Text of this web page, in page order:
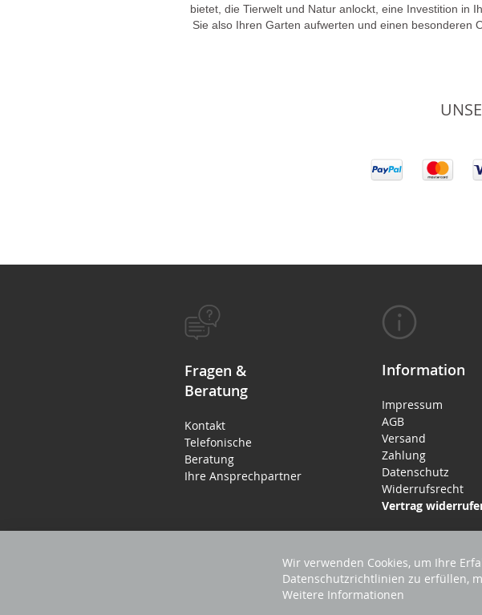
bietet, die Tierwelt und Natur anlockt, eine Investition in
Sie also Ihren Garten aufwerten und einen besonderen
Fragen &
Beratung
Kontakt
Telefonische
Beratung
Ihre Ansprechpartner
Information
Impressum
AGB
Versand
Zahlung
Datenschutz
Widerrufsrecht
Vertrag
Wir verwenden Cookies, um Ihre
Datenschutzrichtlinien zu erfüllen,
Weitere Informationen